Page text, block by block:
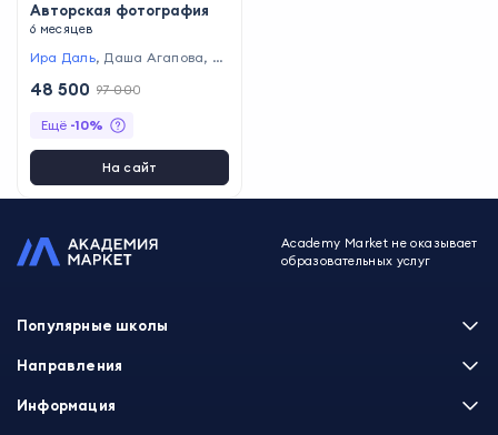
Авторская фотография
6 месяцев
Ира Даль, Даша Агапова, А
ия, Александр Врублевский
ма Гущин,Андрей Рогозин
ергей Карпов,Андрей Мусин
Алена Кукушкина
48 500 97 000
Ещё -10%
На сайт
Academy Market не оказывает
образовательных услуг
Популярные школы
Skillbox
XYZ School
Направления
Программирование
Информация